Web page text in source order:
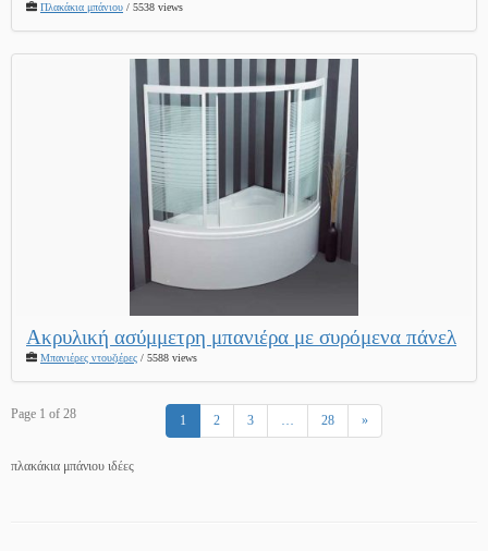
Πλακάκια μπάνιου / 5538 views
Ακρυλική ασύμμετρη μπανιέρα με συρόμενα πάνελ
Μπανιέρες ντουζιέρες / 5588 views
Page 1 of 28 1 2 3 28 »
πλακάκια μπάνιου ιδέες